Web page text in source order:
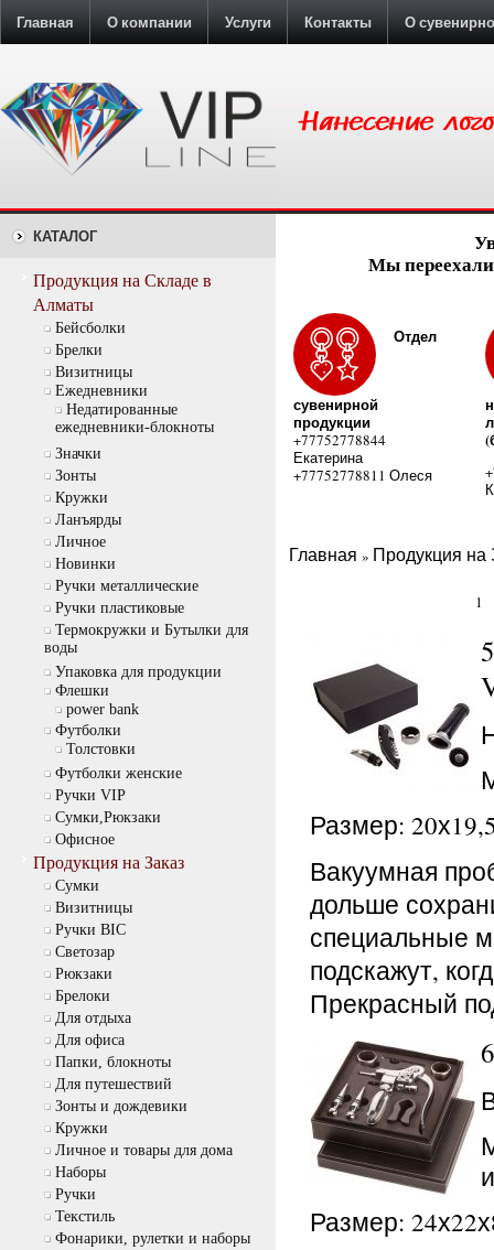
Главная О компании Услуги Контакты О
КАТАЛОГ
Продукция на Складе в
Алматы
Бейсболки
Брелки
Визитницы
Ежедневники
Недатированные
ежедневники-блокноты
Значки
Зонты
Кружки
Ланъярды
Личное
Новинки
Ручки металлические
Ручки пластиковые
Термокружки и Бутылки для
воды
Упаковка для продукции
Флешки
power bank
Футболки
Толстовки
Футболки женские
Ручки VIP
Сумки,Рюкзаки
Офисное
Продукция на Заказ
Cумки
Визитницы
Ручки BIC
Светозар
Рюкзаки
Брелоки
Для отдыха
Для офиса
Папки, блокноты
Для путешествий
Зонты и дождевики
Кружки
Личное и товары для дома
Наборы
Ручки
Текстиль
Фонарики, рулетки и наборы
Мы
Отдел
сувенирной
продукции
+77752778844
Екатерина
+77752778811 Олеся
Главная » Продукция на
1
Размер:
Вакуумная
дольше
специальные
подскажут,
Прекрасный
Размер: